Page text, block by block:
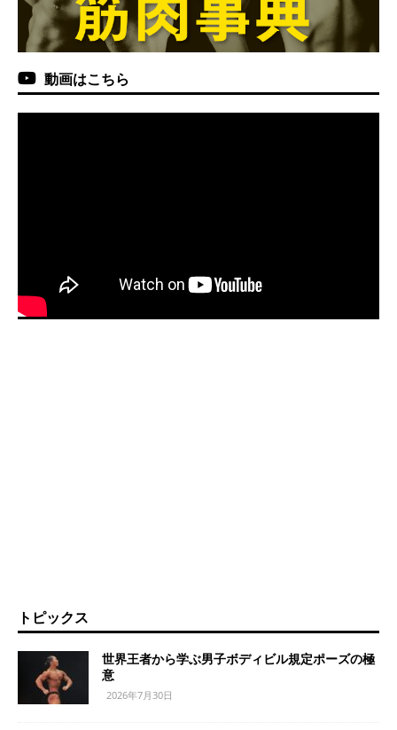
動画はこちら
トピックス
世界王者から学ぶ男子ボディビル規定ポーズの極
意
2026年7月30日